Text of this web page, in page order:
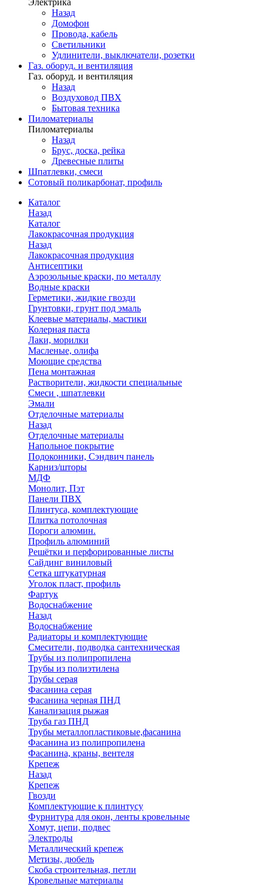
Электрика
Назад
Домофон
Провода, кабель
Светильники
Удлинители, выключатели, розетки
Газ. оборуд. и вентиляция
Газ. оборуд. и вентиляция
Назад
Воздуховод ПВХ
Бытовая техника
Пиломатериалы
Пиломатериалы
Назад
Брус, доска, рейка
Древесные плиты
Шпатлевки, смеси
Сотовый поликарбонат, профиль
Каталог
Назад
Каталог
Лакокрасочная продукция
Назад
Лакокрасочная продукция
Антисептики
Аэрозольные краски, по металлу
Водные краски
Герметики, жидкие гвозди
Грунтовки, грунт под эмаль
Клеевые материалы, мастики
Колерная паста
Лаки, морилки
Масленые, олифа
Моющие средства
Пена монтажная
Растворители, жидкости специальные
Смеси , шпатлевки
Эмали
Отделочные материалы
Назад
Отделочные материалы
Напольное покрытие
Подоконники, Сэндвич панель
Карниз/шторы
МДФ
Монолит, Пэт
Панели ПВХ
Плинтуса, комплектующие
Плитка потолочная
Пороги алюмин.
Профиль алюминий
Решётки и перфорированные листы
Сайдинг виниловый
Сетка штукатурная
Уголок пласт, профиль
Фартук
Водоснабжение
Назад
Водоснабжение
Радиаторы и комплектующие
Смесители, подводка сантехническая
Трубы из полипропилена
Трубы из полиэтилена
Трубы серая
Фасанина серая
Фасанина черная ПНД
Канализация рыжая
Труба газ ПНД
Трубы металлопластиковые,фасанина
Фасанина из полипропилена
Фасанина, краны, вентеля
Крепеж
Назад
Крепеж
Гвозди
Комплектующие к плинтусу
Фурнитура для окон, ленты кровельные
Хомут, цепи, подвес
Электроды
Металлический крепеж
Метизы, дюбель
Скоба строительная, петли
Кровельные материалы